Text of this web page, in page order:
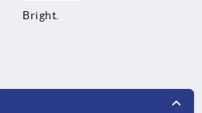
Bright.